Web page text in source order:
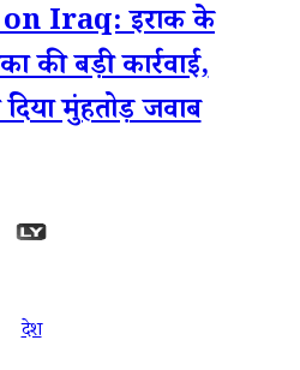
Iraq: इराक के
की बड़ी कार्रवाई,
मुंहतोड़ जवाब
देश